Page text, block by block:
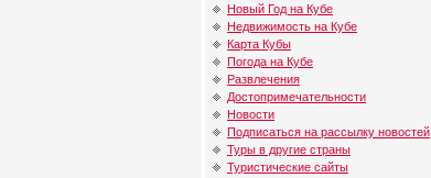
Новый Год на Кубе
Недвижимость на Кубе
Карта Кубы
Погода на Кубе
Развлечения
Достопримечательности
Новости
Подписаться на рассылку новостей
Туры в другие страны
Туристические сайты